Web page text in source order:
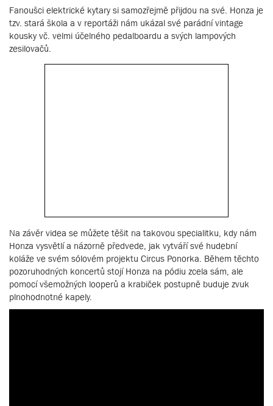
Fanoušci elektrické kytary si samozřejmě přijdou na své. Honza je
tzv. stará škola a v reportáži nám ukázal své parádní vintage
kousky vč. velmi účelného pedalboardu a svých lampových
zesilovačů.
Na závěr videa se můžete těšit na takovou specialitku, kdy nám
Honza vysvětlí a názorně předvede, jak vytváří své hudební
koláže ve svém sólovém projektu Circus Ponorka. Během těchto
pozoruhodných koncertů stojí Honza na pódiu zcela sám, ale
pomocí všemožných looperů a krabiček postupně buduje zvuk
plnohodnotné kapely.